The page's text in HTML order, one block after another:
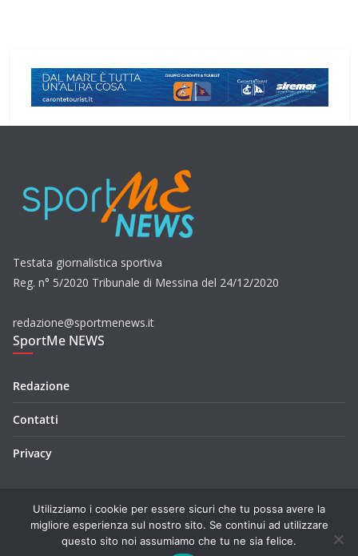
Testata giornalistica sportiva
Reg. n° 5/2020 Tribunale di Messina del 24/12/2020
redazione@sportmenews.it
SportMe NEWS
Redazione
Contatti
Privacy
Copyright © 2026SportMe NEWS. Tutti i diritti riservati.
Utilizziamo i cookie per essere sicuri che tu possa avere la
migliore esperienza sul nostro sito. Se continui ad utilizzare
questo sito noi assumiamo che tu ne sia felice.